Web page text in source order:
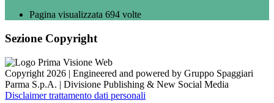
Pagina visualizzata 694 volte
Sezione Copyright
Copyright 2026 | Engineered and powered by Gruppo Spaggiari
Parma S.p.A. | Divisione Publishing & New Social Media
Disclaimer trattamento dati personali